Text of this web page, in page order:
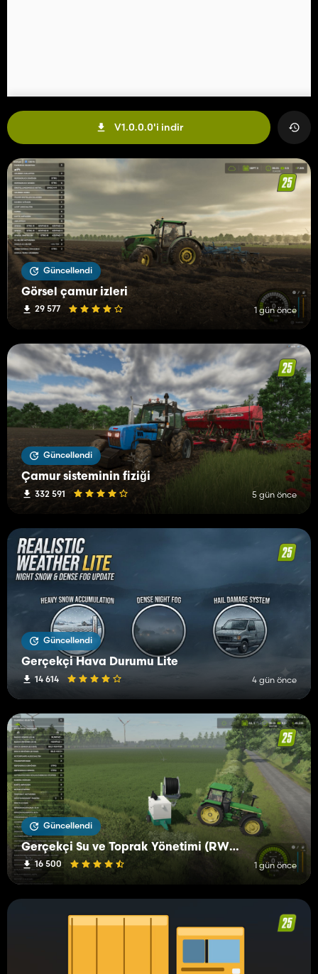
V1.0.0.0'i indir
Güncellendi
Görsel çamur izleri
29 577 1 gün önce
Güncellendi
Çamur sisteminin fiziği
332 591 5 gün önce
Güncellendi
Gerçekçi Hava Durumu Lite
14 614 4 gün önce
Güncellendi
Gerçekçi Su ve Toprak Yönetimi (RWSM)
16 500 1 gün önce